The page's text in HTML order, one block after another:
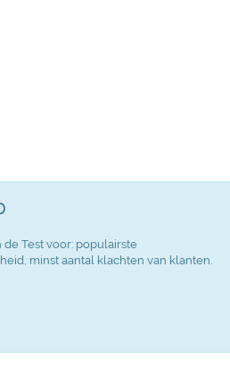
Test voor: populairste
minst aantal klachten van klanten.